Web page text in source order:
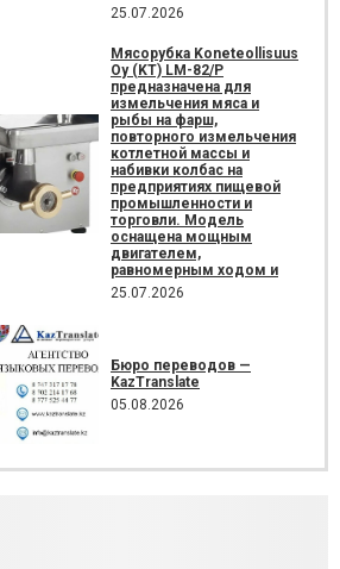
25.07.2026
Мясорубка Koneteollisuus
Oy (KT)​ LM-82/P
предназначена для
измельчения мяса и
рыбы на фарш,
повторного измельчения
котлетной массы и
набивки колбас на
предприятиях пищевой
промышленности и
торговли. Модель
оснащена мощным
двигателем,
равномерным ходом и
25.07.2026
Бюро переводов —
KazTranslate
05.08.2026